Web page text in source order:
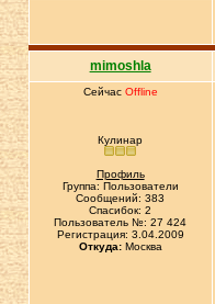
mimoshla
Сейчас Offline
Кулинар
Профиль
Группа: Пользователи
Сообщений: 383
Спасибок: 2
Пользователь №: 27 424
Регистрация: 3.04.2009
Откуда:Москва